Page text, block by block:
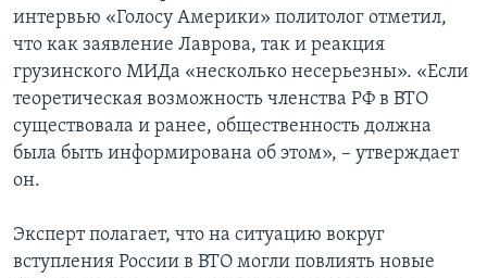
интервью «Голосу Америки» политолог отметил,
что как заявление Лаврова, так и реакция
грузинского МИДа «несколько несерьезны». «Если
теоретическая возможность членства РФ в ВТО
существовала и ранее, общественность должна
была быть информирована об этом», – утверждает
он.
Эксперт полагает, что на ситуацию вокруг
вступления России в ВТО могли повлиять новые